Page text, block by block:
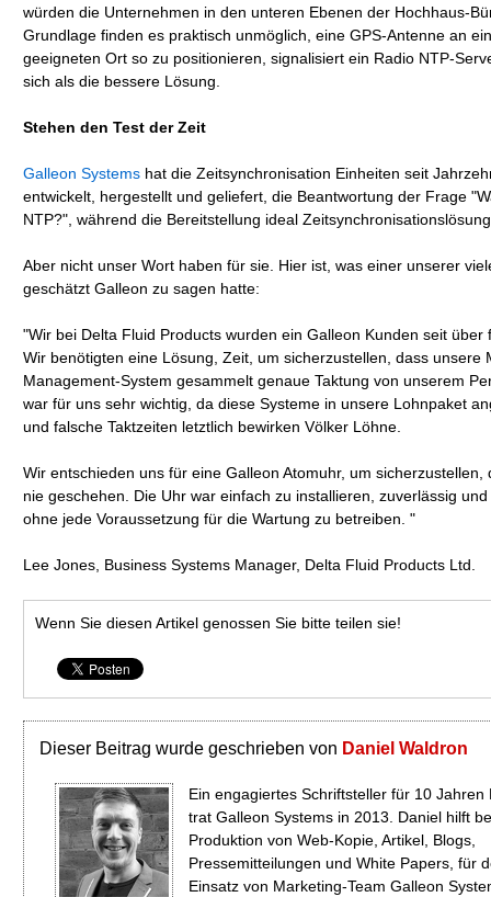
würden die Unternehmen in den unteren Ebenen der Hochhaus-
Grundlage finden es praktisch unmöglich, eine GPS-Antenne an
geeigneten Ort so zu positionieren, signalisiert ein Radio NTP-
sich als die bessere Lösung.
Stehen den Test der Zeit
Galleon Systems hat die Zeitsynchronisation Einheiten seit
entwickelt, hergestellt und geliefert, die Beantwortung der Frage
NTP?", während die Bereitstellung ideal
Aber nicht unser Wort haben für sie. Hier ist, was einer unserer
geschätzt Galleon zu sagen hatte:
"Wir bei Delta Fluid Products wurden ein Galleon Kunden seit über
Wir benötigten eine Lösung, Zeit, um sicherzustellen, dass unsere
Management-System gesammelt genaue Taktung von unserem
war für uns sehr wichtig, da diese Systeme in unsere Lohnpaket
und falsche Taktzeiten letztlich bewirken Völker Löhne.
Wir entschieden uns für eine Galleon Atomuhr, um sicherzustellen,
nie geschehen. Die Uhr war einfach zu installieren, zuverlässig
ohne jede Voraussetzung für die Wartung zu betreiben. "
Lee Jones, Business Systems Manager, Delta Fluid Products Ltd.
Wenn Sie diesen Artikel genossen Sie bitte teilen sie!
Dieser Beitrag wurde geschrieben von Daniel Waldron
Ein engagiertes Schriftsteller für 10 Jahren
trat Galleon Systems in 2013. Daniel hilft
Produktion von Web-Kopie, Artikel, Blogs,
Pressemitteilungen und White Papers, für
Einsatz von Marketing-Team Galleon